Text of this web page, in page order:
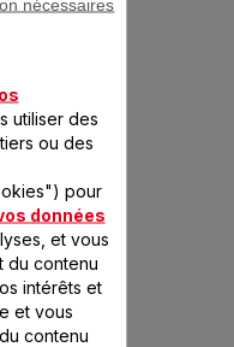
1
utiliser des
ou des
pour
données
et vous
du contenu
intérêts et
et vous
contenu
nécessaires